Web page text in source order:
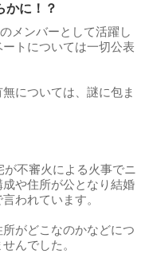
かに！？
メンバーとして活躍し
トについては一切公表
については、謎に包ま
が不審火による火事でニ
や住所が公となり結婚
われています。
がどこなのかなどにつ
んでした。